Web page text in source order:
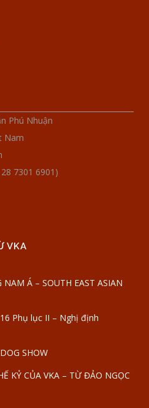
Phú Nhuận
Nam
7301 6901)
VKA
Á – SOUTH EAST ASIAN
Phụ lục II – Nghị định
SHOW
KỶ CỦA VKA – TỪ ĐẢO NGỌC